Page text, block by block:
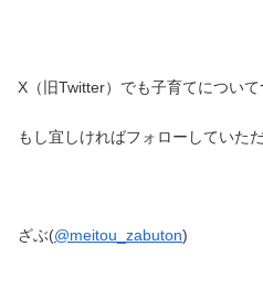
X（旧Twitter）でも子育てについて
もし宜しければフォローしていた
ざぶ(@meitou_zabuton)